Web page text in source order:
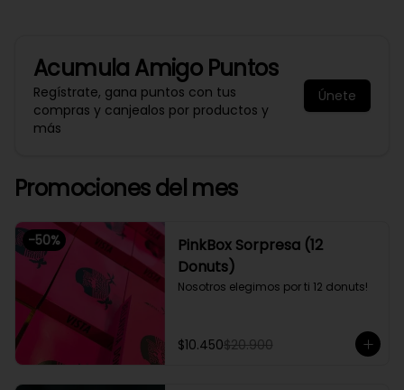
Acumula Amigo Puntos
Regístrate, gana puntos con tus
compras y canjealos por productos y
más
Únete
Promociones del mes
-50%
PinkBox Sorpresa (12
Donuts)
Nosotros elegimos por ti 12 donuts!
$10.450$20.900